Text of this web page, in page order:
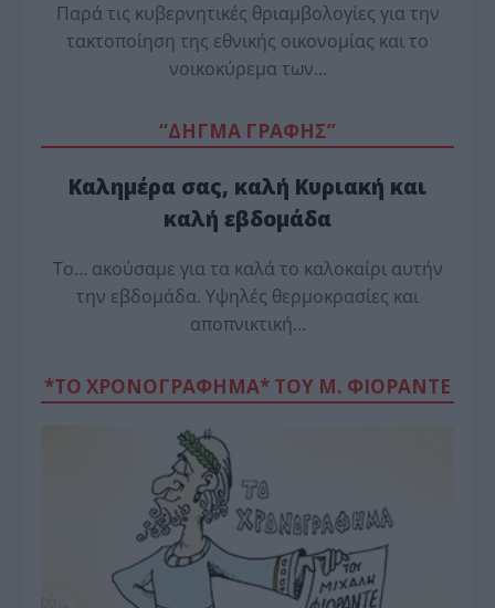
Παρά τις κυβερνητικές θριαμβολογίες για την
τακτοποίηση της εθνικής οικονομίας και το
νοικοκύρεμα των…
“ΔΗΓΜΑ ΓΡΑΦΗΣ”
Καλημέρα σας, καλή Κυριακή και
καλή εβδομάδα
Το… ακούσαμε για τα καλά το καλοκαίρι αυτήν
την εβδομάδα. Υψηλές θερμοκρασίες και
αποπνικτική…
*ΤΟ ΧΡΟΝΟΓΡΑΦΗΜΑ* ΤΟΥ Μ. ΦΙΟΡΆΝΤΕ